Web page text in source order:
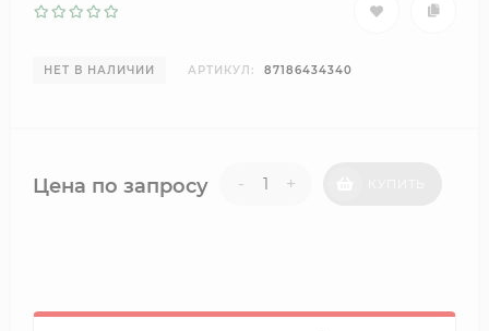
НЕТ В НАЛИЧИИ АРТИКУЛ: 87186434340
Цена по запросу - +